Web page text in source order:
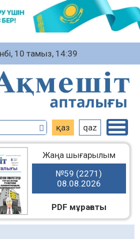
10 тамыз, 14:39
қаз qaz
Жаңа шығарылым
№59 (2271)
08.08.2026
PDF мұрағаты